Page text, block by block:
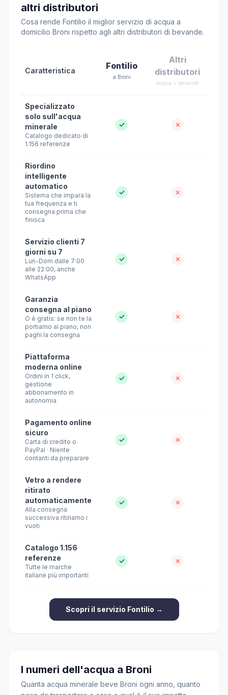
altri distributori
Cosa rende Fontilio il miglior servizio di acqua a
domicilio Broni rispetto agli altri distributori di bevande.
Caratteristica Fontilio
a Broni
Altri
distributori
acqua + bevande
Specializzato
solo sull'acqua
minerale
Catalogo dedicato di
1.156 referenze
✓ ✗
Riordino
intelligente
automatico
Sistema che impara la
tua frequenza e ti
consegna prima che
finisca
✓ ✗
Servizio clienti 7
giorni su 7
Lun-Dom dalle 7:00
alle 22:00, anche
WhatsApp
✓ ✗
Garanzia
consegna al piano
O è gratis: se non te la
portiamo al piano, non
paghi la consegna
✓ ✗
Piattaforma
moderna online
Ordini in 1 click,
gestione
abbonamento in
autonomia
✓ ✗
Pagamento online
sicuro
Carta di credito o
PayPal · Niente
contanti da preparare
✓ ✗
Vetro a rendere
ritirato
automaticamente
Alla consegna
successiva ritiriamo i
vuoti
✓ ✗
Catalogo 1.156
referenze
Tutte le marche
italiane più importanti
✓ ✗
Scopri il servizio Fontilio →
I numeri dell'acqua a Broni
Quanta acqua minerale beve Broni ogni anno, quanto